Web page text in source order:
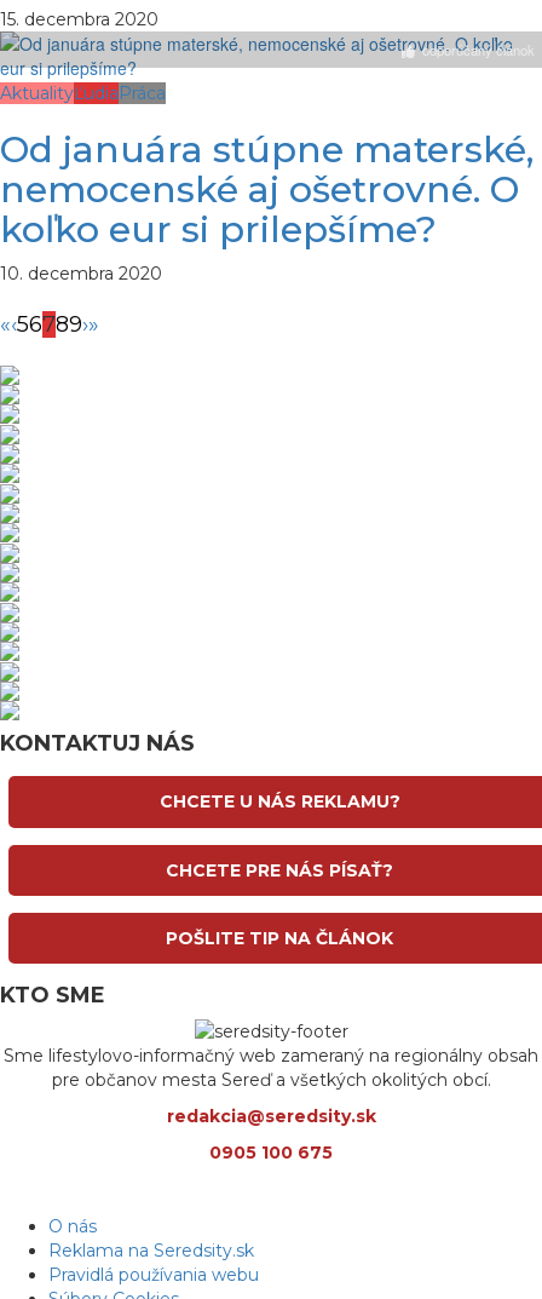
15. decembra 2020
odporúčaný článok
AktualityĽudia Práca
Od januára stúpne materské,
nemocenské aj ošetrovné. O
koľko eur si prilepšíme?
10. decembra 2020
«‹56789›»
KONTAKTUJ NÁS
CHCETE U NÁS REKLAMU?
CHCETE PRE NÁS PÍSAŤ?
POŠLITE TIP NA ČLÁNOK
KTO SME
Sme lifestylovo-informačný web zameraný na regionálny obsah
pre občanov mesta Sereď a všetkých okolitých obcí.
redakcia@seredsity.sk
0905 100 675
O nás
Reklama na Seredsity.sk
Pravidlá používania webu